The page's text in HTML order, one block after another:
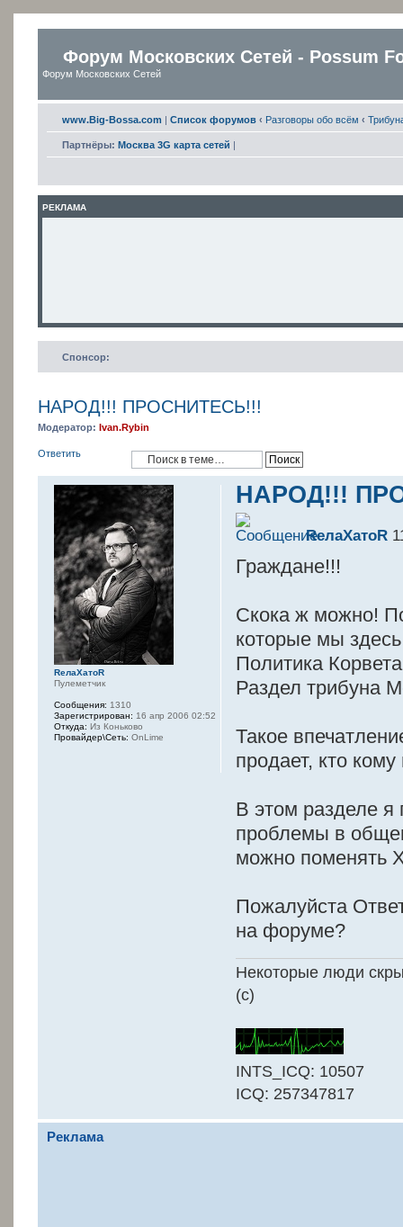
Форум Московских Сетей - Possum
Форум Московских Сетей
www.Big-Bossa.com | Список форумов ‹ Разговоры обо всём ‹
Партнёры: Москва 3G карта сетей |
РЕКЛАМА
Спонсор:
НАРОД!!! ПРОСНИТЕСЬ!!!
Модератор: Ivan.Rybin
Ответить
НАРОД!!!
RелаXатоR
Граждане!!!
Скока ж можно!
которые мы
Политика
Раздел трибуна
Такое
продает, кто
В этом разделе я
проблемы в
можно поменять
Пожалуйста
на форуме?
Некоторые люди
(с)
INTS_ICQ: 10507
ICQ: 257347817
RелаXатоR
Пулеметчик
Сообщения: 1310
Зарегистрирован: 16 апр 2006 02:52
Откуда: Из Коньково
Провайдер\Сеть: OnLime
Реклама